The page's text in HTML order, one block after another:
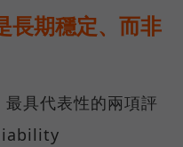
長期穩定、而非
具代表性的兩項評